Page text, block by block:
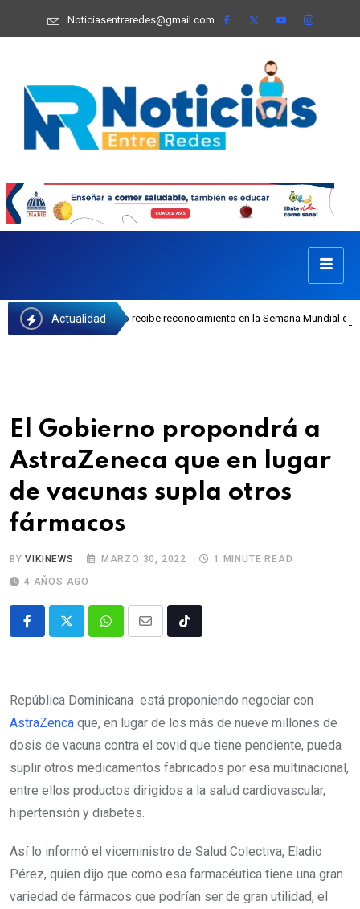
Noticiasentreredes@gmail.com
Actualidad
Castillo recibe reconocimiento en la Semana Mundial de la Lactancia
El Gobierno propondrá a
AstraZeneca que en lugar
de vacunas supla otros
fármacos
BYVIKINEWS MARZO 30, 2022
1 MINUTE READ
4 AÑOS AGO
República Dominicana está proponiendo negociar con
AstraZenca que, en lugar de los más de nueve millones de
dosis de vacuna contra el covid que tiene pendiente, pueda
suplir otros medicamentos fabricados por esa multinacional,
entre ellos productos dirigidos a la salud cardiovascular,
hipertensión y diabetes.
Así lo informó el viceministro de Salud Colectiva, Eladio
Pérez, quien dijo que como esa farmacéutica tiene una gran
variedad de fármacos que podrían ser de gran utilidad, el